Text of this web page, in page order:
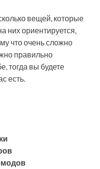
вещей, которые
них ориентируется,
что очень сложно
правильно
тогда вы будете
есть.